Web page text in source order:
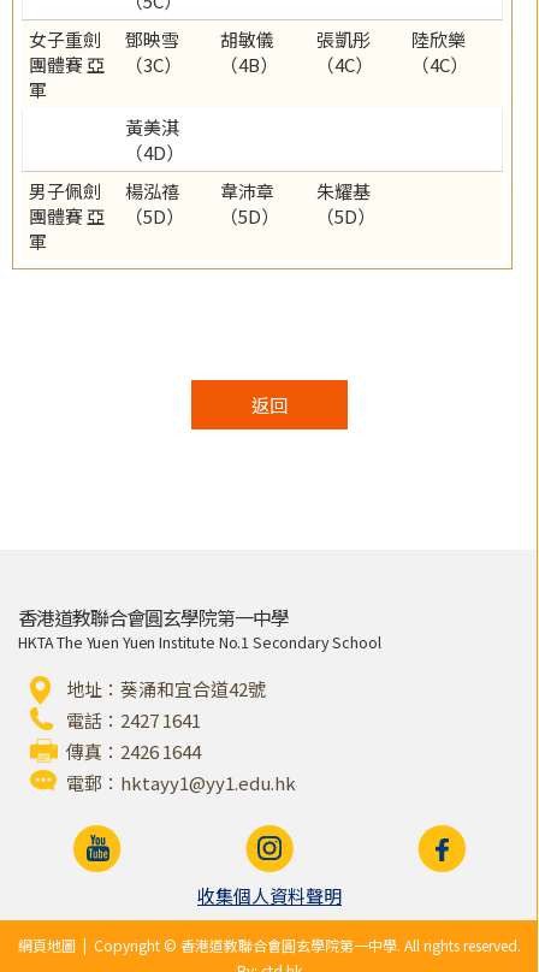
女子重劍
團體賽 亞
軍
鄧映雪
（3C）
胡敏儀
（4B）
張凱彤
（4C）
陸欣樂
（4C）
黃美淇
（4D）
男子佩劍
團體賽 亞
軍
楊泓禧
（5D）
韋沛章
（5D）
朱耀基
（5D）
返回
香港道教聯合會圓玄學院第一中學
HKTA The Yuen Yuen Institute No.1 Secondary School
地址：葵涌和宜合道42號
電話：2427 1641
傳真：2426 1644
電郵： hktayy1@yy1.edu.hk
收集個人資料聲明
網頁地圖 | Copyright © 香港道教聯合會圓玄學院第一中學. All rights reserved.